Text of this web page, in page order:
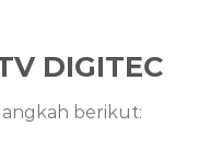
DIGITEC
berikut: